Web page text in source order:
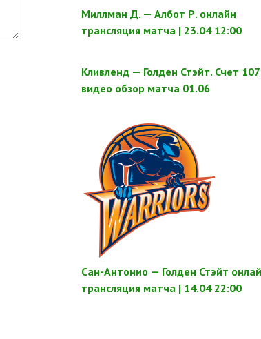
Миллман Д. — Албот Р. онлайн
трансляция матча | 23.04 12:00
Кливленд — Голден Стэйт. Счет
видео обзор матча 01.06
Сан-Антонио — Голден Стэйт
трансляция матча | 14.04 22:00